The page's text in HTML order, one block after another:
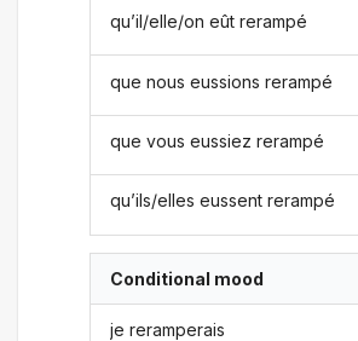
qu’il/elle/on eût rerampé
que nous eussions rerampé
que vous eussiez rerampé
qu’ils/elles eussent rerampé
Conditional mood
je reramperais